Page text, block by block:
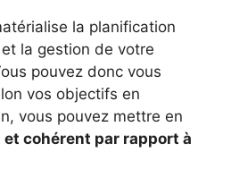
la planification
la gestion de votre
pouvez donc vous
vos objectifs en
vous pouvez mettre en
cohérent par rapport à